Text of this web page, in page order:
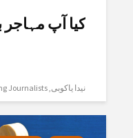
کیا آپ
نیدا یاکوبی Journalists